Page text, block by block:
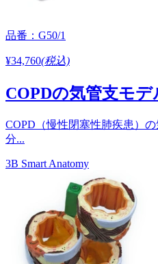
品番：G50/1
¥34,760(税込)
COPDの気管支モデ
COPD（慢性閉塞性肺疾患）
分...
3B Smart Anatomy